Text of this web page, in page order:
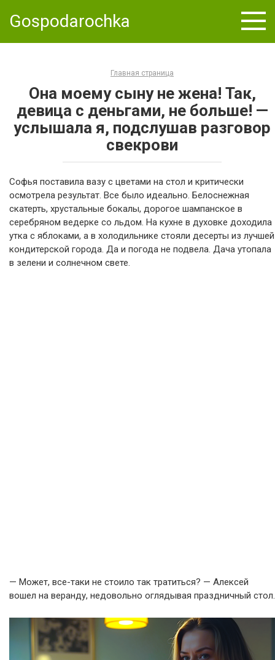
Gospodarochka
Главная страница
Она моему сыну не жена! Так,
девица с деньгами, не больше! —
услышала я, подслушав разговор
свекрови
Софья поставила вазу с цветами на стол и критически
осмотрела результат. Все было идеально. Белоснежная
скатерть, хрустальные бокалы, дорогое шампанское в
серебряном ведерке со льдом. На кухне в духовке доходила
утка с яблоками, а в холодильнике стояли десерты из лучшей
кондитерской города. Да и погода не подвела. Дача утопала
в зелени и солнечном свете.
— Может, все-таки не стоило так тратиться? — Алексей
вошел на веранду, недовольно оглядывая праздничный стол.